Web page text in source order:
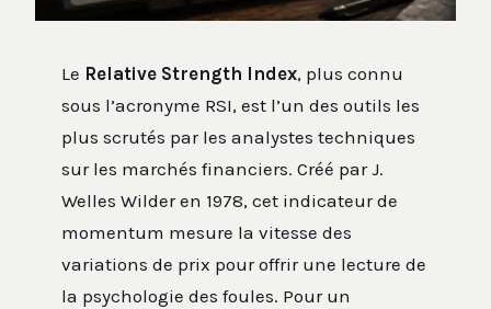
Le Relative Strength Index, plus connu
sous l’acronyme RSI, est l’un des outils les
plus scrutés par les analystes techniques
sur les marchés financiers. Créé par J.
Welles Wilder en 1978, cet indicateur de
momentum mesure la vitesse des
variations de prix pour offrir une lecture de
la psychologie des foules. Pour un